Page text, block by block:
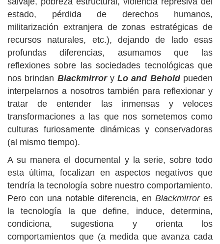
estado, pérdida de derechos humanos,
militarización extranjera de zonas estratégicas de
recursos naturales, etc.), dejando de lado esas
profundas diferencias, asumamos que las
reflexiones sobre las sociedades tecnológicas que
nos brindan BlackmirroryLo and Beholdpueden
interpelarnos a nosotros también para reflexionar y
tratar de entender las inmensas y veloces
transformaciones a las que nos sometemos como
culturas furiosamente dinámicas y conservadoras
(al mismo tiempo).
A su manera el documental y la serie, sobre todo
esta última, focalizan en aspectos negativos que
tendría la tecnología sobre nuestro comportamiento.
Pero con una notable diferencia, en Blackmirrores
la tecnología la que define, induce, determina,
condiciona, sugestiona y orienta los
comportamientos que (a medida que avanza cada